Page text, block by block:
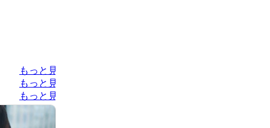
もっと見る
もっと見る
もっと見る